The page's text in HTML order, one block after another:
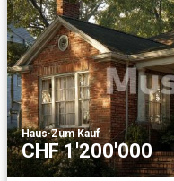
Haus·Zum Kauf
CHF 1'200'000